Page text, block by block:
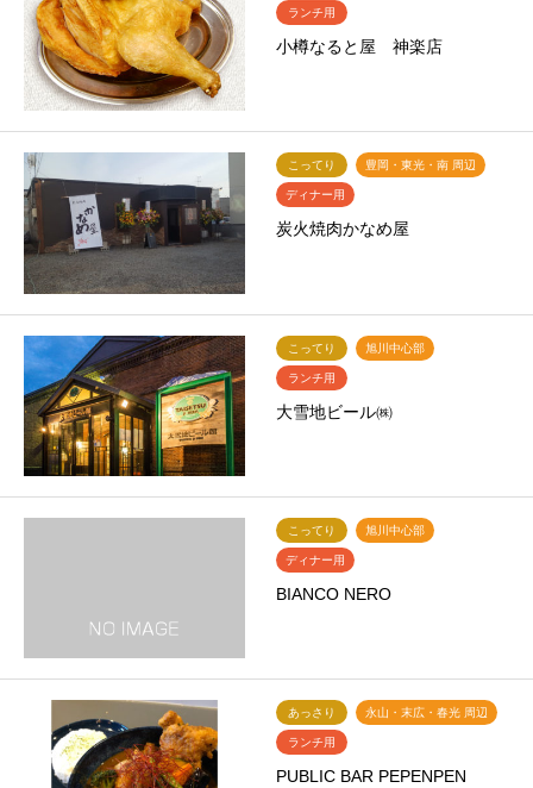
ランチ用
小樽なると屋 神楽店
こってり 豊岡・東光・南 周辺
ディナー用
炭火焼肉かなめ屋
こってり 旭川中心部
ランチ用
大雪地ビール㈱
こってり 旭川中心部
ディナー用
BIANCO NERO
あっさり 永山・末広・春光 周辺
ランチ用
PUBLIC BAR PEPENPEN